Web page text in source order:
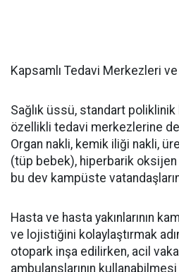
Kapsamlı Tedavi Merkezleri ve
Sağlık üssü, standart poliklinik
özellikli tedavi merkezlerine
Organ nakli, kemik iliği nakli,
(tüp bebek), hiperbarik
bu dev kampüste
Hasta ve hasta yakınlarının
ve lojistiğini kolaylaştırmak
otopark inşa edilirken, acil
ambulanslarının